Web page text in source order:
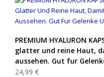
PREMIUM HYALURON
glatter und reine Haut,
aussehen. Gut fur
24,99 €